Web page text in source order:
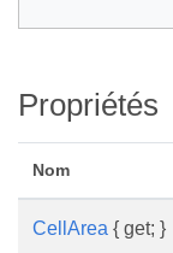
Propriétés
Nom
CellArea { get; }